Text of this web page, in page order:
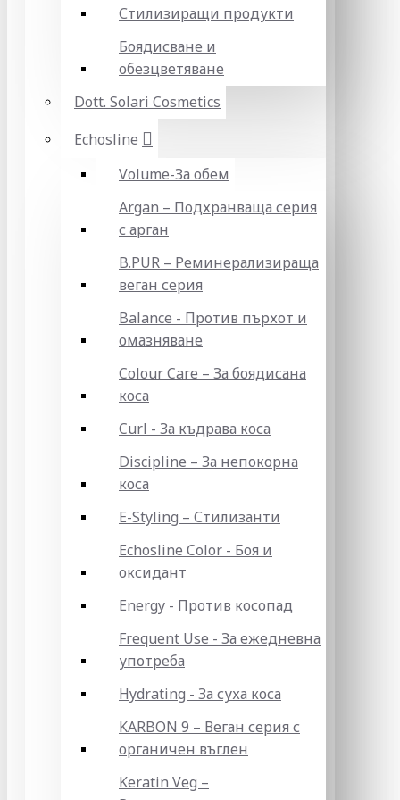
Стилизиращи продукти
Боядисване и
обезцветяване
Dott. Solari Cosmetics
Echosline
Volume-За обем
Argan – Подхранваща серия
с арган
B.PUR – Реминерализираща
веган серия
Balance - Против пърхот и
омазняване
Colour Care – За боядисана
коса
Curl - За къдрава коса
Discipline – За непокорна
коса
E-Styling – Стилизанти
Echosline Color - Боя и
оксидант
Energy - Против косопад
Frequent Use - За ежедневна
употреба
Hydrating - За суха коса
KARBON 9 – Веган серия с
органичен въглен
Keratin Veg –